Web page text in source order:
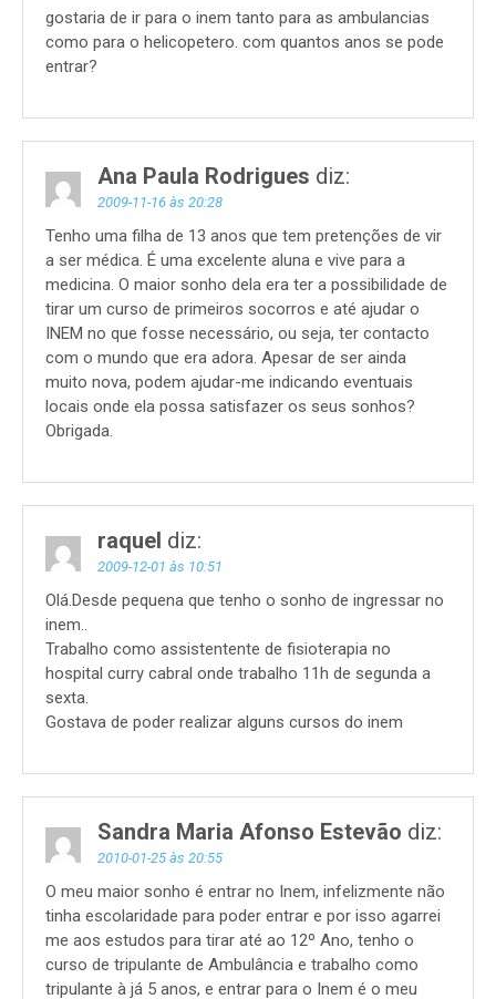
gostaria de ir para o inem tanto para as ambulancias
como para o helicopetero. com quantos anos se pode
entrar?
Ana Paula Rodrigues diz:
2009-11-16 às 20:28
Tenho uma filha de 13 anos que tem pretenções de vir
a ser médica. É uma excelente aluna e vive para a
medicina. O maior sonho dela era ter a possibilidade de
tirar um curso de primeiros socorros e até ajudar o
INEM no que fosse necessário, ou seja, ter contacto
com o mundo que era adora. Apesar de ser ainda
muito nova, podem ajudar-me indicando eventuais
locais onde ela possa satisfazer os seus sonhos?
Obrigada.
raquel diz:
2009-12-01 às 10:51
Olá.Desde pequena que tenho o sonho de ingressar no
inem..
Trabalho como assistentente de fisioterapia no
hospital curry cabral onde trabalho 11h de segunda a
sexta.
Gostava de poder realizar alguns cursos do inem
Sandra Maria Afonso Estevão diz:
2010-01-25 às 20:55
O meu maior sonho é entrar no Inem, infelizmente não
tinha escolaridade para poder entrar e por isso agarrei
me aos estudos para tirar até ao 12º Ano, tenho o
curso de tripulante de Ambulância e trabalho como
tripulante à já 5 anos, e entrar para o Inem é o meu